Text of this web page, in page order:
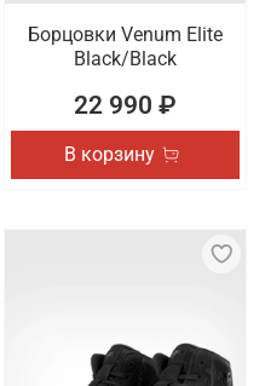
Борцовки Venum Elite
Black/Black
22 990 ₽
В корзину